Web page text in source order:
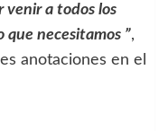
venir a todos los
necesitamos ”,
anotaciones en el